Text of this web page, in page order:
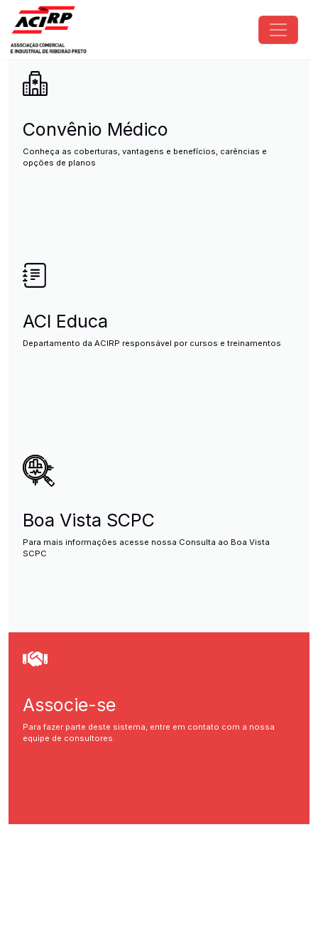
Pular para o conteúdo principal
ACIRP - Associação Comercial
Convênio Médico
Conheça as coberturas, vantagens e benefícios, carências e
opções de planos
ACI Educa
Departamento da ACIRP responsável por cursos e treinamentos
Boa Vista SCPC
Para mais informações acesse nossa Consulta ao Boa Vista
SCPC
Associe-se
Para fazer parte deste sistema, entre em contato com a nossa
equipe de consultores.